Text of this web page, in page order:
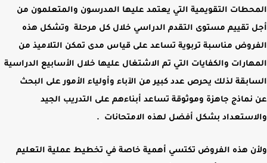
المحطات التقويمية التي يعتمد عليها المدرسون والمتعلمون من
أجل تقييم مستوى التقدم الدراسي خلال كل مرحلة وتشكل هذه
الفروض مناسبة تربوية تساعد على قياس مدى تمكن التلاميذ من
المهارات والكفايات التي تم الاشتغال عليها خلال الأسابيع الدراسية
السابقة لذلك يحرص عدد كبير من الآباء وأولياء الأمور على البحث
عن نماذج جاهزة وموثوقة تساعد أبناءهم على التدريب الجيد
والاستعداد بشكل أفضل لهذه الامتحانات .
ولأن هذه الفروض تكتسي أهمية خاصة في تخطيط عملية التعليم